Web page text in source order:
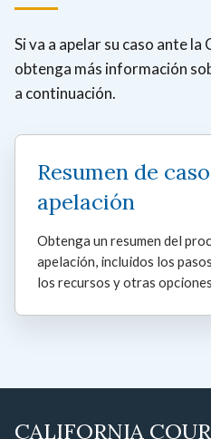
Si va a apelar su caso ante
obtenga más información
a continuación.
Resumen de
apelación
Obtenga un resumen del
apelación, incluidos los
los recursos y otras opciones.
CALIFORNIA